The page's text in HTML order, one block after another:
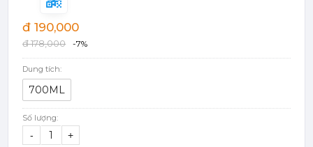
đ 190,000
đ 178,000 -7%
Dung tích:
700ML
Số lượng:
- +